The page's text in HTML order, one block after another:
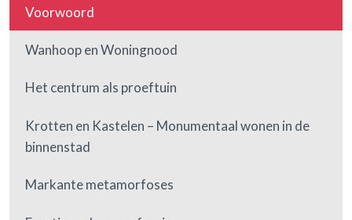
Voorwoord
Wanhoop en Woningnood
Het centrum als proeftuin
Krotten en Kastelen – Monumentaal wonen in de
binnenstad
Markante metamorfoses